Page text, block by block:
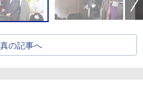
の記事へ